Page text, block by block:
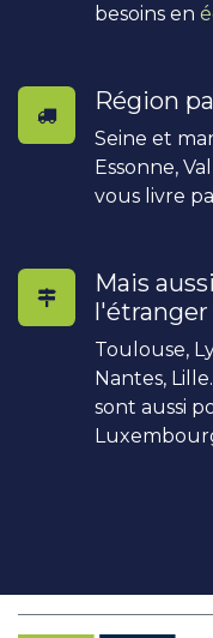
besoins en
Région
Seine et
Essonne,
vous livre
Mais
l'étranger
Toulouse,
Nantes,
sont aussi